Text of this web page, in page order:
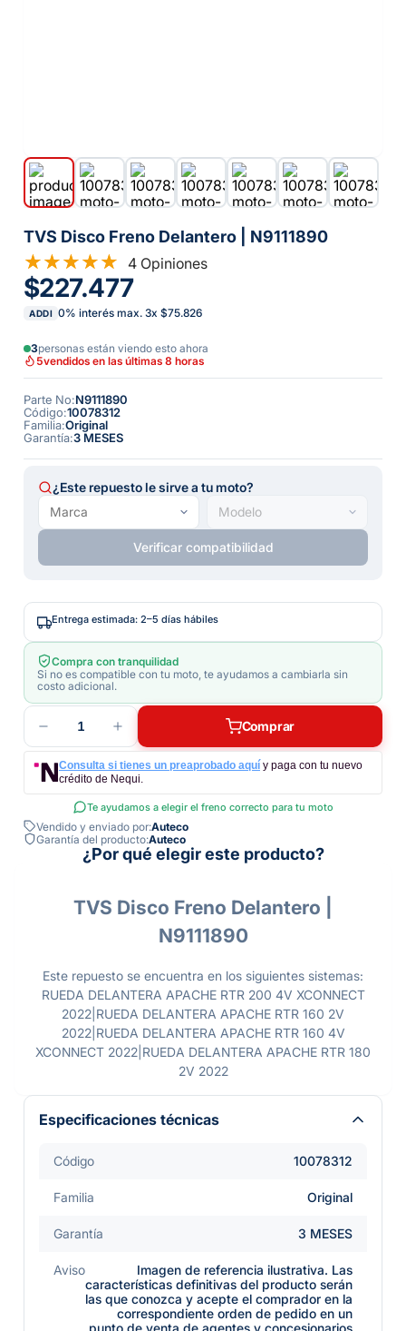
TVS Disco Freno Delantero | N9111890
4 Opiniones
$227.477
ADDI 0% interés max. 3x $75.826
3personas están viendo esto ahora
5vendidos en las últimas 8 horas
Parte No:N9111890
Código:10078312
Familia:Original
Garantía:3 MESES
¿Este repuesto le sirve a tu moto?
Verificar compatibilidad
Entrega estimada: 2–5 días hábiles
Compra con tranquilidad
Si no es compatible con tu moto, te ayudamos a cambiarla sin
costo adicional.
1 Comprar
Consulta si tienes un preaprobado aquí y paga con tu nuevo
crédito de Nequi.
Te ayudamos a elegir el freno correcto para tu moto
Vendido y enviado por:Auteco
Garantía del producto:Auteco
¿Por qué elegir este producto?
TVS Disco Freno Delantero |
N9111890
Este repuesto se encuentra en los siguientes sistemas:
RUEDA DELANTERA APACHE RTR 200 4V XCONNECT
2022|RUEDA DELANTERA APACHE RTR 160 2V
2022|RUEDA DELANTERA APACHE RTR 160 4V
XCONNECT 2022|RUEDA DELANTERA APACHE RTR 180
2V 2022
Especificaciones técnicas
Código 10078312
Familia Original
Garantía 3 MESES
Aviso
Imagen de referencia ilustrativa. Las
características definitivas del producto serán
las que conozca y acepte el comprador en la
correspondiente orden de pedido en un
punto de venta de agentes y concesionarios